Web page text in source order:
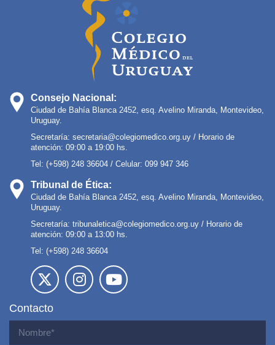
Consejo Nacional:
Ciudad de Bahía Blanca 2452, esq. Avelino Miranda, Montevideo,
Uruguay.
Secretaría: secretaria@colegiomedico.org.uy / Horario de
atención: 09:00 a 19:00 hs.
Tel: (+598) 248 36604 / Celular: 099 947 346
Tribunal de Ética:
Ciudad de Bahía Blanca 2452, esq. Avelino Miranda, Montevideo,
Uruguay.
Secretaría: tribunaletica@colegiomedico.org.uy / Horario de
atención: 09:00 a 13:00 hs.
Tel: (+598) 248 36604
Contacto